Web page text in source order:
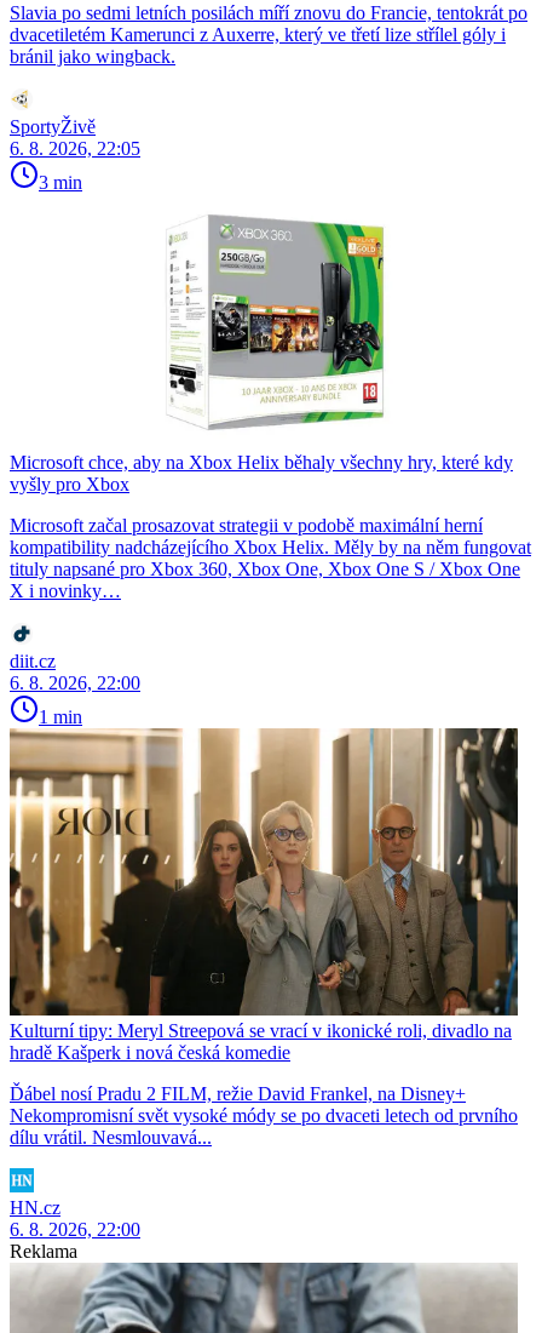
Slavia po sedmi letních posilách míří znovu do Francie, tentokrát po
dvacetiletém Kamerunci z Auxerre, který ve třetí lize střílel góly i
bránil jako wingback.
SportyŽivě
6. 8. 2026, 22:05
3 min
Microsoft chce, aby na Xbox Helix běhaly všechny hry, které kdy
vyšly pro Xbox
Microsoft začal prosazovat strategii v podobě maximální herní
kompatibility nadcházejícího Xbox Helix. Měly by na něm fungovat
tituly napsané pro Xbox 360, Xbox One, Xbox One S / Xbox One
X i novinky…
diit.cz
6. 8. 2026, 22:00
1 min
Kulturní tipy: Meryl Streepová se vrací v ikonické roli, divadlo na
hradě Kašperk i nová česká komedie
Ďábel nosí Pradu 2 FILM, režie David Frankel, na Disney+
Nekompromisní svět vysoké módy se po dvaceti letech od prvního
dílu vrátil. Nesmlouvavá...
HN.cz
6. 8. 2026, 22:00
Reklama